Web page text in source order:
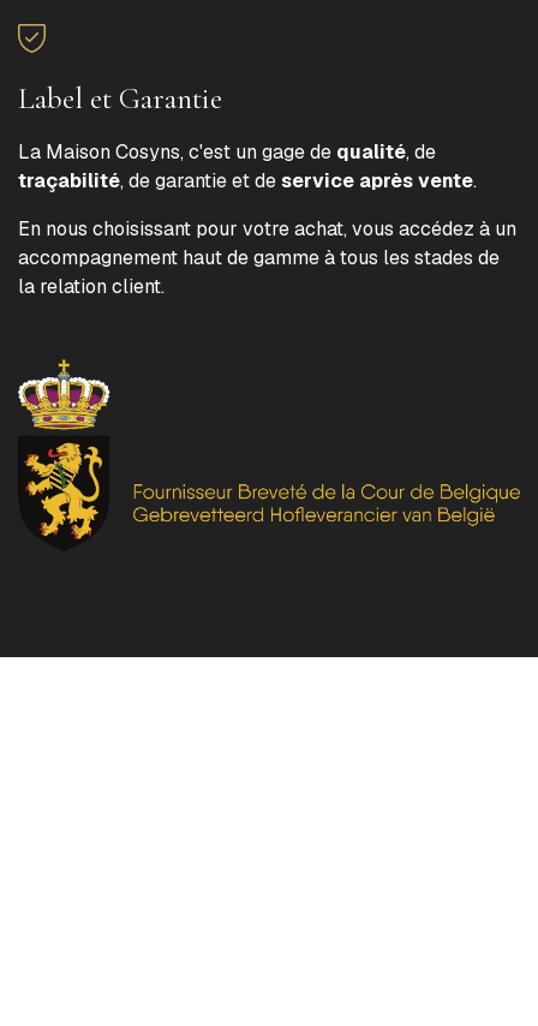
Label et Garantie
La Maison Cosyns, c'est un gage de qualité, de
traçabilité, de garantie et deservice après vente.
En nous choisissant pour votre achat, vous accédez à un
accompagnement haut de gamme à tous les stades de
la relation client.